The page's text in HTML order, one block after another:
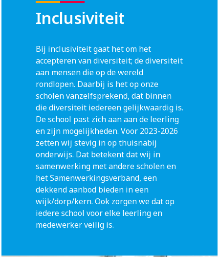
Inclusiviteit
Bij inclusiviteit gaat het om het
accepteren van diversiteit; de diversiteit
aan mensen die op de wereld
rondlopen. Daarbij is het op onze
scholen vanzelfsprekend, dat binnen
die diversiteit iedereen gelijkwaardig is.
De school past zich aan aan de leerling
en zijn mogelijkheden. Voor 2023-2026
zetten wij stevig in op thuisnabij
onderwijs. Dat betekent dat wij in
samenwerking met andere scholen en
het Samenwerkingsverband, een
dekkend aanbod bieden in een
wijk/dorp/kern. Ook zorgen we dat op
iedere school voor elke leerling en
medewerker veilig is.